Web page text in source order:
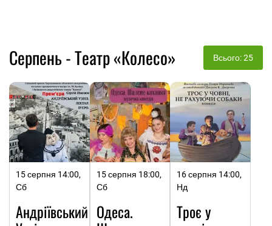
Серпень - Театр «Колесо» Всього: 25
15 серпня 14:00,
Сб
Андріївський
15 серпня 18:00,
Сб
Одеса.
16 серпня 14:00,
Нд
Троє у